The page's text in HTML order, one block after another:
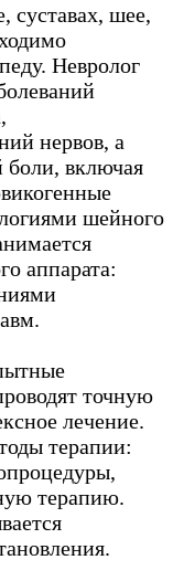
суставах, шее,
Невролог
нервов, а
боли, включая
шейного
аппарата:
точную
лечение.
терапии:
терапию.